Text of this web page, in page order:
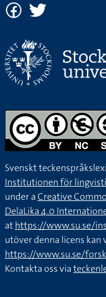
Svenskt
Institutionen för
under aCreative
DelaLika 4.0
athttps://www.su.se/
utöver denna licens kan
https://www.su.se/
Kontakta oss via